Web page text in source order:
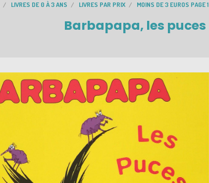
LIVRES DE 0 À 3 ANS LIVRES PAR PRIX MOINS DE 3 EUROS PAGE 1
Barbapapa, les puces